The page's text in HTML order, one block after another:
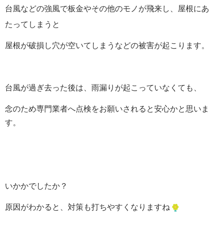
台風などの強風で板金やその他のモノが飛来し、屋根にあ
たってしまうと
屋根が破損し穴が空いてしまうなどの被害が起こります。
台風が過ぎ去った後は、雨漏りが起こっていなくても、
念のため専門業者へ点検をお願いされると安心かと思いま
す。
いかかでしたか？
原因がわかると、対策も打ちやすくなりますね